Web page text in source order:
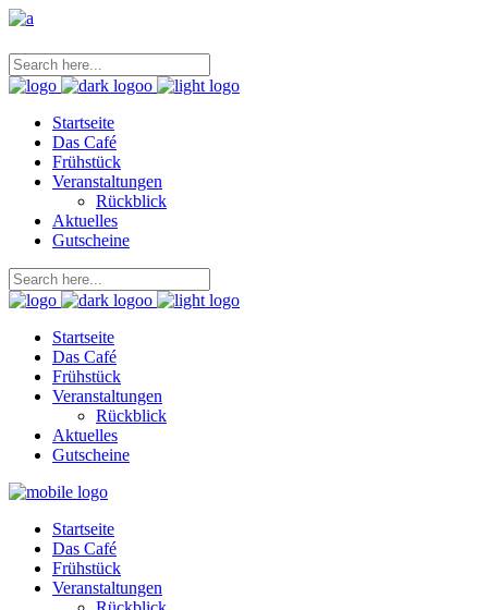
Startseite
Das Café
Frühstück
Veranstaltungen
Rückblick
Aktuelles
Gutscheine
Startseite
Das Café
Frühstück
Veranstaltungen
Rückblick
Aktuelles
Gutscheine
Startseite
Das Café
Frühstück
Veranstaltungen